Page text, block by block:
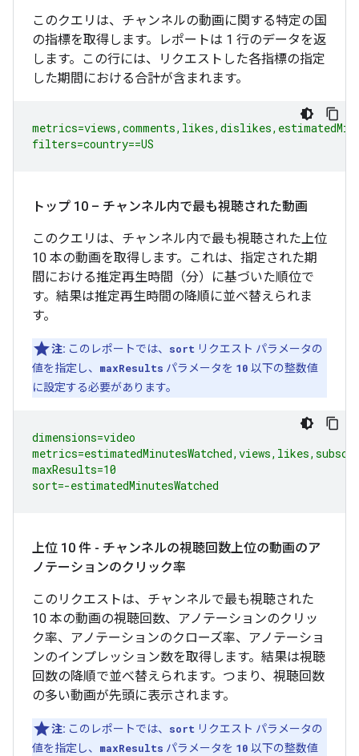
このクエリは、チャンネルの動画に関する特定の国
の指標を取得します。レポートは 1 行のデータを返
します。この行には、リクエストした各指標の指定
した期間における合計が含まれます。
filters=country==US
トップ 10 – チャンネル内で最も視聴された動画
このクエリは、チャンネル内で最も視聴された上位
10 本の動画を取得します。これは、指定された期
間における推定再生時間（分）に基づいた順位で
す。結果は推定再生時間の降順に並べ替えられま
す。
注: このレポートでは、 sort リクエスト パラメータの
値を指定し、 maxResults パラメータを 10 以下の整数値
に設定する必要があります。
dimensions=video
maxResults=10
sort=-estimatedMinutesWatched
上位 10 件 - チャンネルの視聴回数上位の動画のア
ノテーションのクリック率
このリクエストは、チャンネルで最も視聴された
10 本の動画の視聴回数、アノテーションのクリッ
ク率、アノテーションのクローズ率、アノテーショ
ンのインプレッション数を取得します。結果は視聴
回数の降順で並べ替えられます。つまり、視聴回数
の多い動画が先頭に表示されます。
注: このレポートでは、 sort リクエスト パラメータの
値を指定し、 maxResults パラメータを 10 以下の整数値